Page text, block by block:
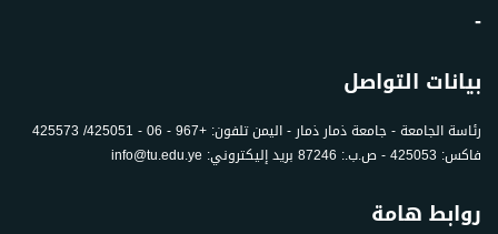
-
بيانات التواصل
رئاسة الجامعة - جامعة ذمار ذمار - اليمن تلفون: +967 - 06 - 425051/ 425573
فاكس: 425053 - ص.ب.: 87246 بريد إليكتروني: info@tu.edu.ye
روابط هامة